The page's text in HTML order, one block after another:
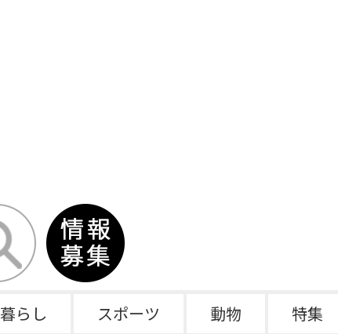
暮らし スポーツ 動物 特集